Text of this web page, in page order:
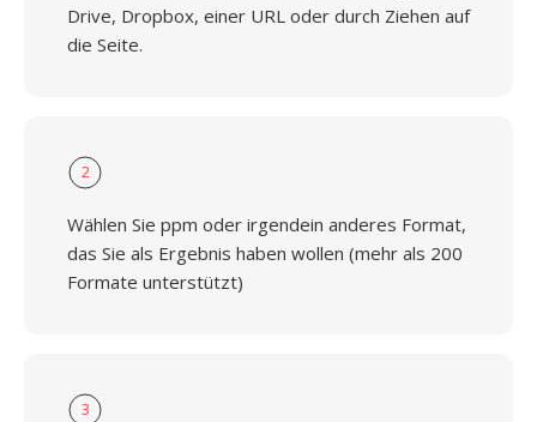
Drive, Dropbox, einer URL oder durch Ziehen auf
die Seite.
2
Wählen Sie ppm oder irgendein anderes Format,
das Sie als Ergebnis haben wollen (mehr als 200
Formate unterstützt)
3